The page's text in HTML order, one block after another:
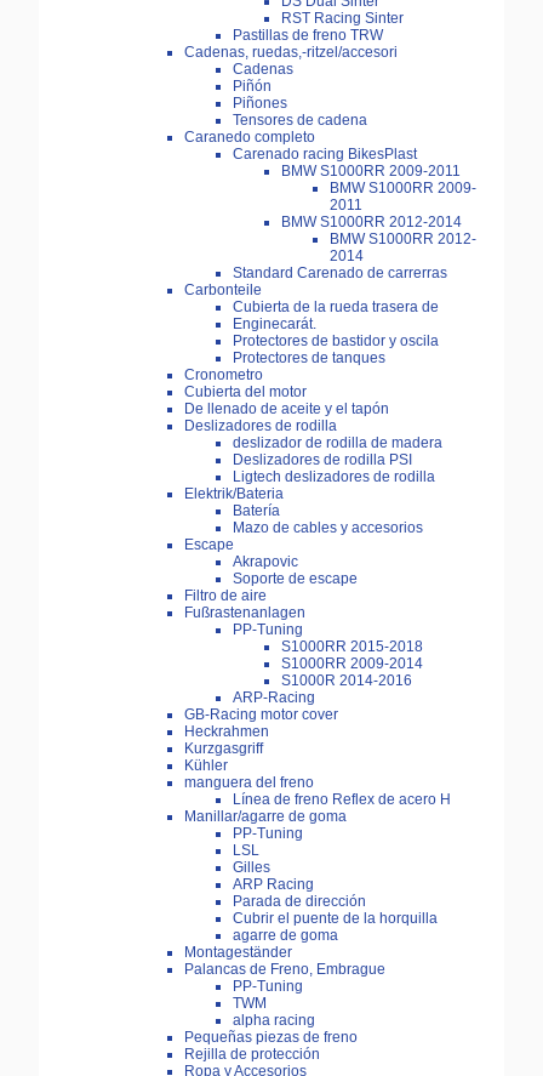
RST Racing Sinter
Pastillas de freno TRW
Cadenas, ruedas,-ritzel/accesori
Cadenas
Piñón
Piñones
Tensores de cadena
Caranedo completo
Carenado racing BikesPlast
BMW S1000RR 2009-2011
BMW S1000RR 2009-
2011
BMW S1000RR 2012-2014
BMW S1000RR 2012-
2014
Standard Carenado de carrerras
Carbonteile
Cubierta de la rueda trasera de
Enginecarát.
Protectores de bastidor y oscila
Protectores de tanques
Cronometro
Cubierta del motor
De llenado de aceite y el tapón
Deslizadores de rodilla
deslizador de rodilla de madera
Deslizadores de rodilla PSI
Ligtech deslizadores de rodilla
Elektrik/Bateria
Batería
Mazo de cables y accesorios
Escape
Akrapovic
Soporte de escape
Filtro de aire
Fußrastenanlagen
PP-Tuning
S1000RR 2015-2018
S1000RR 2009-2014
S1000R 2014-2016
ARP-Racing
GB-Racing motor cover
Heckrahmen
Kurzgasgriff
Kühler
manguera del freno
Línea de freno Reflex de acero H
Manillar/agarre de goma
PP-Tuning
LSL
Gilles
ARP Racing
Parada de dirección
Cubrir el puente de la horquilla
agarre de goma
Montageständer
Palancas de Freno, Embrague
PP-Tuning
TWM
alpha racing
Pequeñas piezas de freno
Rejilla de protección
Ropa y Accesorios